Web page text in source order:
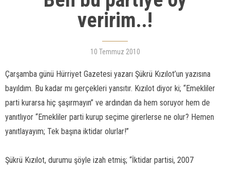
veririm..!
10 Temmuz 2010
Çarşamba günü Hürriyet Gazetesi yazarı Şükrü Kızılot’un yazısına
bayıldım. Bu kadar mı gerçekleri yansıtır. Kızılot diyor ki; “Emekliler
parti kurarsa hiç şaşırmayın” ve ardından da hem soruyor hem de
yanıtlıyor “Emekliler parti kurup seçime girerlerse ne olur? Hemen
yanıtlayayım; Tek başına iktidar olurlar!”
Şükrü Kızılot, durumu şöyle izah etmiş; “İktidar partisi, 2007